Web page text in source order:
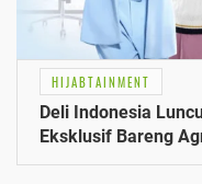
HIJABTAINMENT
Deli Indonesia
Eksklusif Bareng